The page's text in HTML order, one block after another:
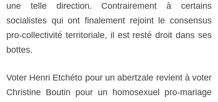
une telle direction. Contrairement à certains
socialistes qui ont finalement rejoint le consensus
pro-collectivité territoriale, il est resté droit dans ses
bottes.
Voter Henri Etchéto pour un abertzale revient à voter
Christine Boutin pour un homosexuel pro-mariage